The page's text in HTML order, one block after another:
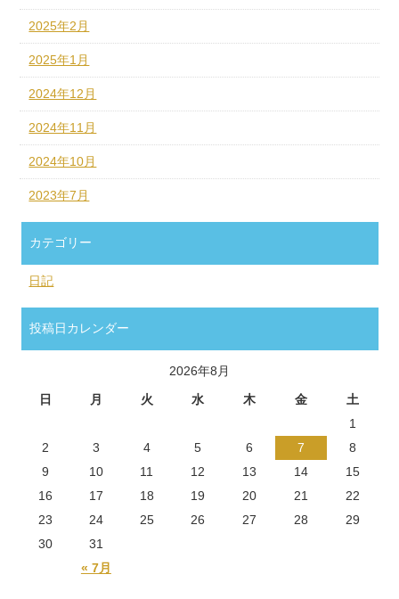
2025年2月
2025年1月
2024年12月
2024年11月
2024年10月
2023年7月
カテゴリー
日記
投稿日カレンダー
2026年8月
日
月 火 水 木 金 土
« 7月
1
2
3 4 5 6 7
8
9
10 11 12 13 14
15
16
17 18 19 20 21
22
23
24 25 26 27 28
29
30
31